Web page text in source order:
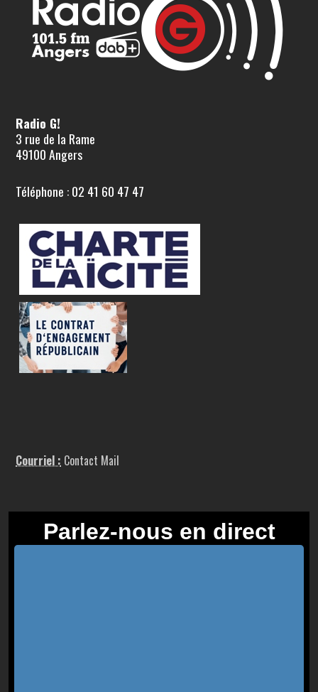
Radio G!
3 rue de la Rame
49100 Angers
Téléphone : 02 41 60 47 47
Courriel : Contact Mail